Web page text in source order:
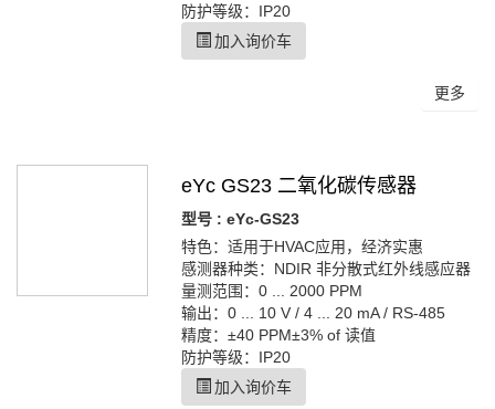
防护等级：IP20
加入询价车
更多
eYc GS23 二氧化碳传感器
型号 : eYc-GS23
特色：适用于HVAC应用，经济实惠
感测器种类：NDIR 非分散式红外线感应器
量测范围：0 ... 2000 PPM
输出：0 ... 10 V / 4 ... 20 mA / RS-485
精度：±40 PPM±3% of 读值
防护等级：IP20
加入询价车